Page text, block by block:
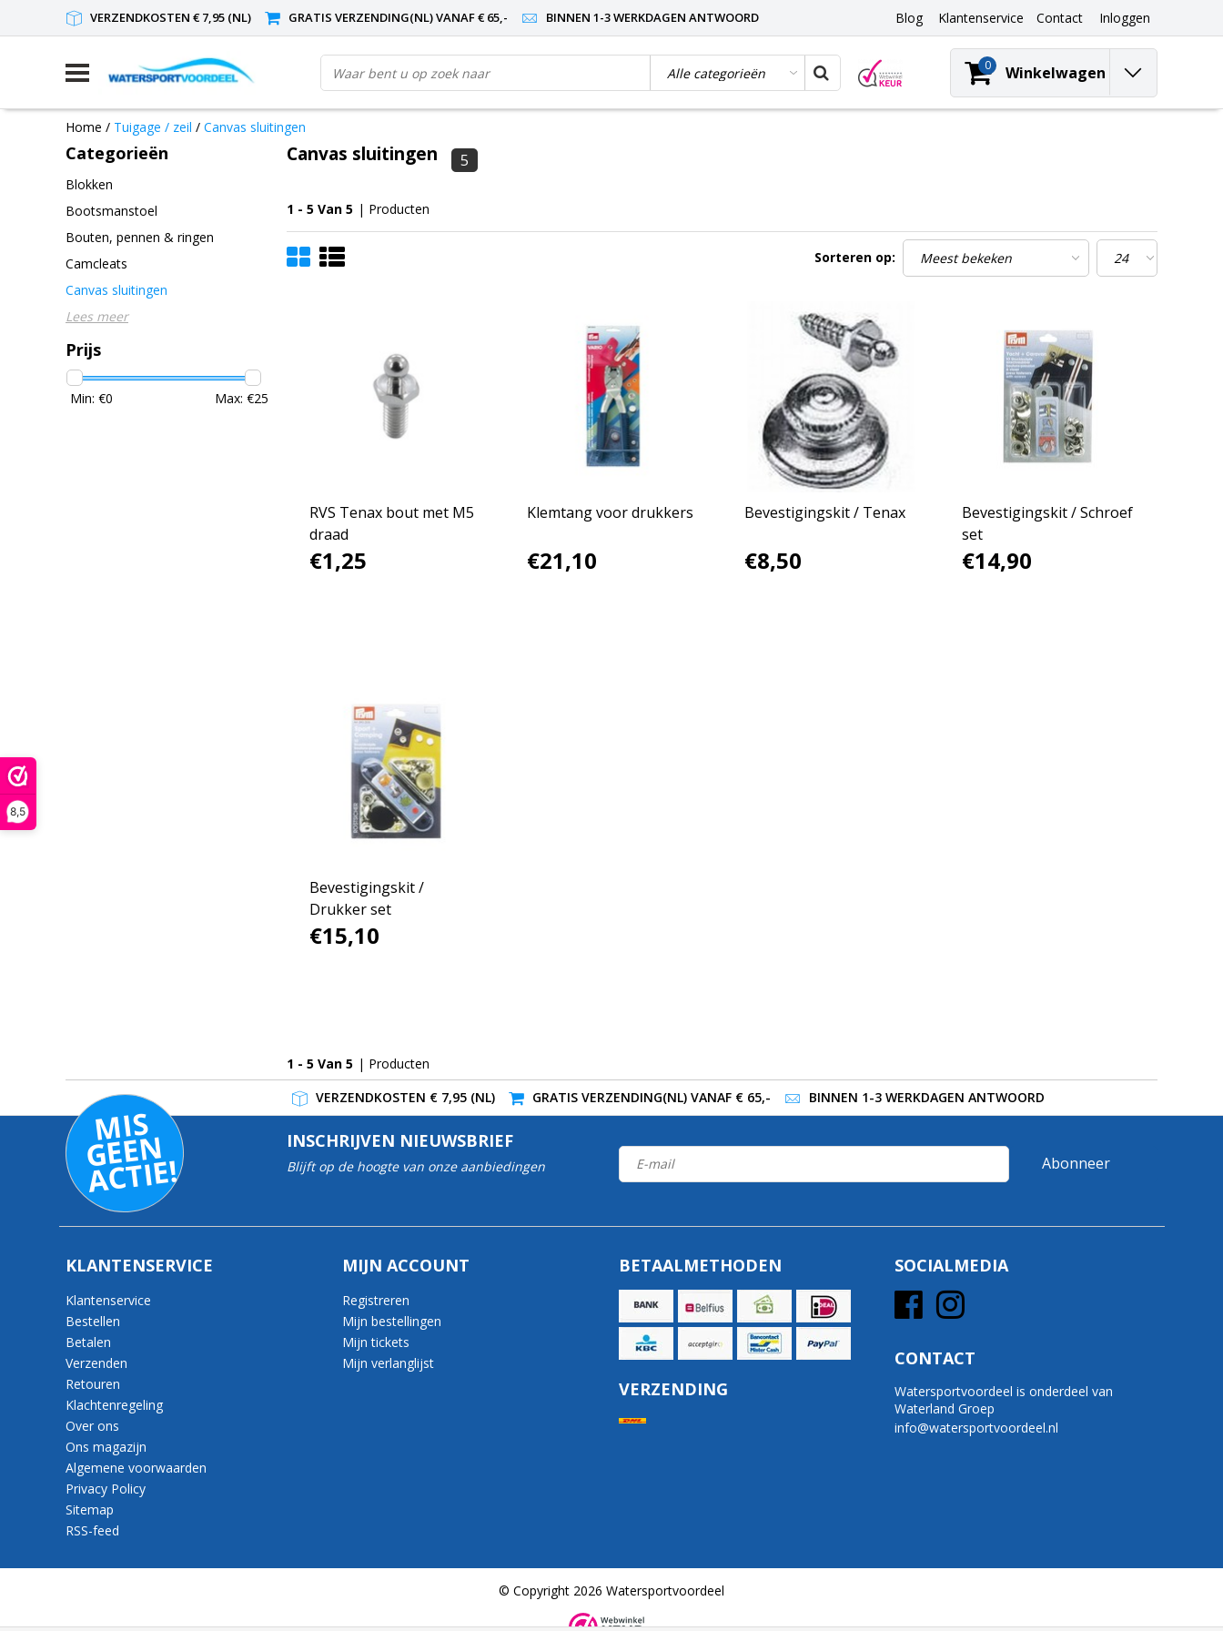
8,5
VERZENDKOSTEN € 7,95 (NL) GRATIS VERZENDING(NL) VANAF € 65,- BINNEN 1-3 WERKDAGEN ANTWOORD Blog Klantenservice Contact Inloggen
0 Winkelwagen
Home / Tuigage / zeil / Canvas sluitingen
Categorieën
Blokken
Bootsmanstoel
Bouten, pennen & ringen
Camcleats
Canvas sluitingen
Lees meer
Prijs
Min: €0 Max: €25
Canvas sluitingen 5
1 - 5 Van 5 | Producten
Sorteren op:
RVS Tenax bout met M5
draad
€1,25
Klemtang voor drukkers
€21,10
Bevestigingskit / Tenax
€8,50
Bevestigingskit / Schroef
set
€14,90
Bevestigingskit /
Drukker set
€15,10
1 - 5 Van 5 | Producten
VERZENDKOSTEN € 7,95 (NL)
GRATIS VERZENDING(NL) VANAF € 65,- BINNEN 1-3 WERKDAGEN ANTWOORD
MI
S
G
E
E
N
A
C
TI
E!
INSCHRIJVEN NIEUWSBRIEF
Blijft op de hoogte van onze aanbiedingen Abonneer
KLANTENSERVICE
Klantenservice
Bestellen
Betalen
Verzenden
Retouren
Klachtenregeling
Over ons
Ons magazijn
Algemene voorwaarden
Privacy Policy
Sitemap
RSS-feed
MIJN ACCOUNT
Registreren
Mijn bestellingen
Mijn tickets
Mijn verlanglijst
BETAALMETHODEN
VERZENDING
SOCIALMEDIA
CONTACT
Watersportvoordeel is onderdeel van
Waterland Groep
info@watersportvoordeel.nl
© Copyright 2026 Watersportvoordeel